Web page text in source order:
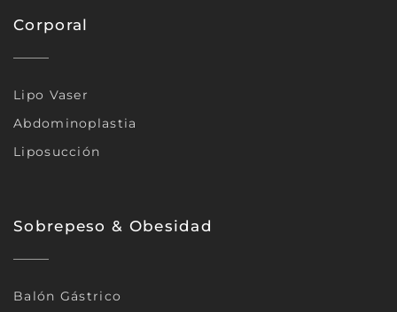
Corporal
Lipo Vaser
Abdominoplastia
Liposucción
Sobrepeso & Obesidad
Balón Gástrico